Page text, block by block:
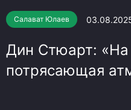
Салават Юлаев
Дин Стюарт: «На
потрясающая